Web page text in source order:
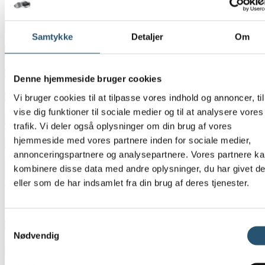
Samtykke Detaljer Om
Denne hjemmeside bruger cookies
Vi bruger cookies til at tilpasse vores indhold og annoncer,
vise dig funktioner til sociale medier og til at analysere vores
trafik. Vi deler også oplysninger om din brug af vores
hjemmeside med vores partnere inden for sociale medier,
annonceringspartnere og analysepartnere. Vores partnere
kombinere disse data med andre oplysninger, du har givet
eller som de har indsamlet fra din brug af deres tjenester.
Nødvendig
Erhverv
Adresse*
By*
E-mail *
Telefon*
Besked*
Tilføj billeder eller tegninger
Maximum file size: 1 GB